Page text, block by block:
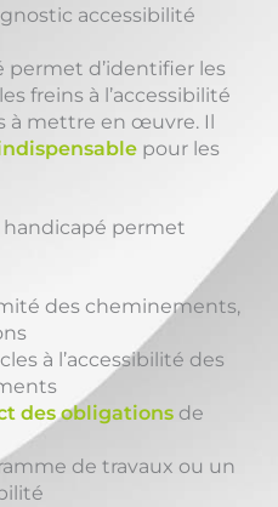
accessibilité
permet d’identifier les
freins à l’accessibilité
à mettre en œuvre. Il
pour les
handicapé permet
des cheminements,
à l’accessibilité des
des obligations de
de travaux ou un